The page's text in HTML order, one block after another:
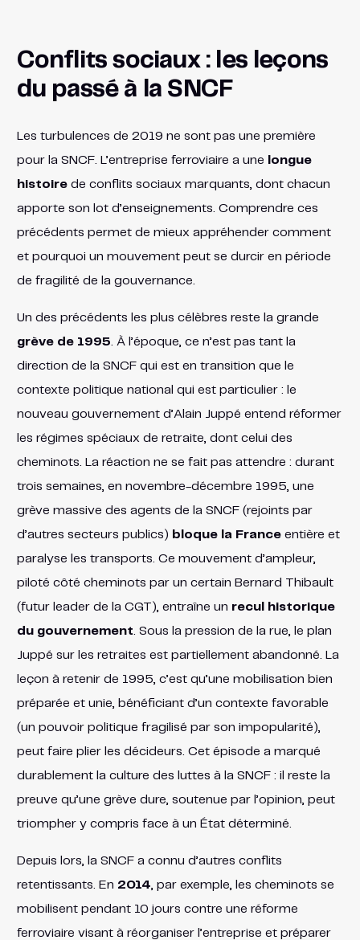
Conflits sociaux : les leçons
du passé à la SNCF
Les turbulences de 2019 ne sont pas une première
pour la SNCF. L’entreprise ferroviaire a une
longue
histoirede conflits sociaux marquants, dont chacun
apporte son lot d’enseignements. Comprendre ces
précédents permet de mieux appréhender comment
et pourquoi un mouvement peut se durcir en période
de fragilité de la gouvernance.
Un des précédents les plus célèbres reste la grande
grève de 1995 . À l’époque, ce n’est pas tant la
direction de la SNCF qui est en transition que le
contexte politique national qui est particulier : le
nouveau gouvernement d’Alain Juppé entend réformer
les régimes spéciaux de retraite, dont celui des
cheminots. La réaction ne se fait pas attendre : durant
trois semaines, en novembre-décembre 1995, une
grève massive des agents de la SNCF (rejoints par
d’autres secteurs publics) bloque la Franceentière et
paralyse les transports​. Ce mouvement d’ampleur,
piloté côté cheminots par un certain Bernard Thibault
(futur leader de la CGT), entraîne un recul historique
du gouvernement ​. Sous la pression de la rue, le plan
Juppé sur les retraites est partiellement abandonné. La
leçon à retenir de 1995, c’est qu’une mobilisation bien
préparée et unie, bénéficiant d’un contexte favorable
(un pouvoir politique fragilisé par son impopularité),
peut faire plier les décideurs. Cet épisode a marqué
durablement la culture des luttes à la SNCF : il reste la
preuve qu’une grève dure, soutenue par l’opinion, peut
triompher y compris face à un État déterminé.
Depuis lors, la SNCF a connu d’autres conflits
retentissants. En 2014 , par exemple, les cheminots se
mobilisent pendant 10 jours contre une réforme
ferroviaire visant à réorganiser l’entreprise et préparer